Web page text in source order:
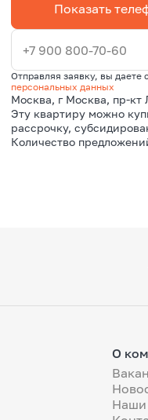
Показать
+7 900 800-70-60
Отправляя заявку, вы даете
персональных данных
Москва, г Москва, пр-кт
Эту квартиру можно
рассрочку,
Количество
О
Наши